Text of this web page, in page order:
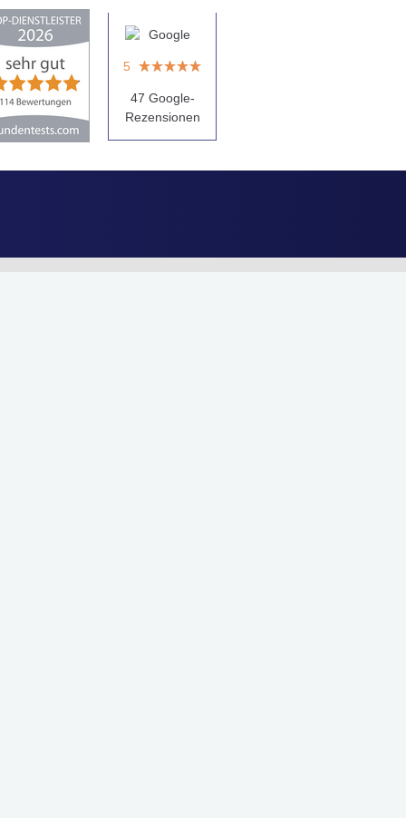
Dahlhaus
Immobilien
GmbH
von5
Bewertungen
5
47 Google-
Rezensionen